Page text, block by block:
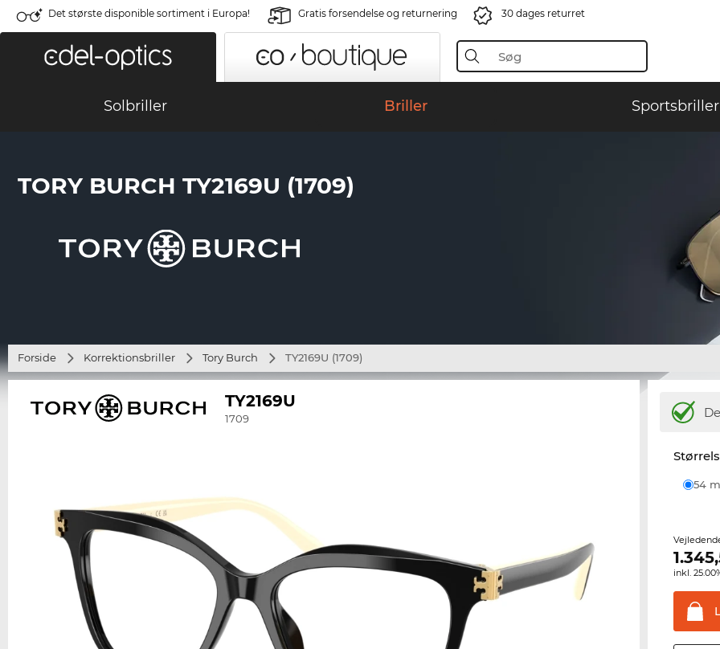
Det største disponible sortiment i Europa! Gratis forsendelse og returnering 30 dages returret
Solbriller Briller Sportsbriller
TORY BURCH TY2169U (1709)
Forside Korrektionsbriller Tory Burch TY2169U (1709)
TY2169U
1709
54
inkl.